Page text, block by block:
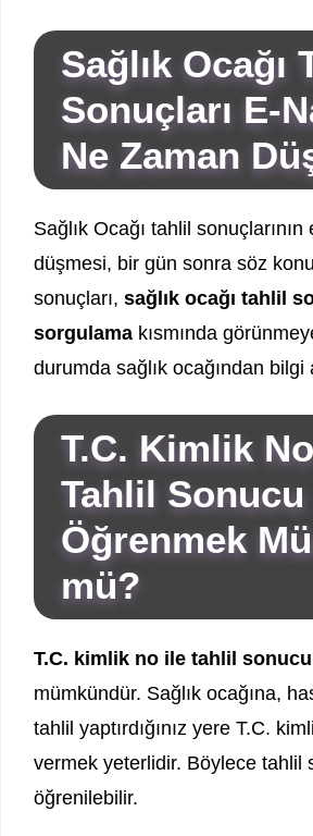
Sağlık Ocağı
Sonuçları E-
Ne Zaman
Sağlık Ocağı tahlil sonuçlarının
düşmesi, bir gün sonra söz
sonuçları, sağlık ocağı tahlil
sorgulama kısmında
durumda sağlık ocağından bilgi
T.C. Kimlik
Tahlil Sonucu
Öğrenmek
mü?
T.C. kimlik no ile tahlil
mümkündür. Sağlık ocağına,
tahlil yaptırdığınız yere T.C.
vermek yeterlidir. Böylece tahlil
öğrenilebilir.